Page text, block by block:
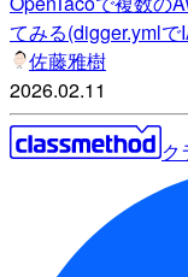
てみる(digger.ymlで
佐藤雅樹
2026.02.11
ク